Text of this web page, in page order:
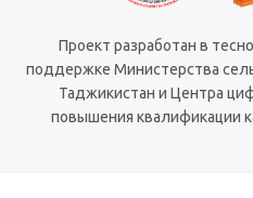
Проект разработан в
поддержке Министерства
Таджикистан и Центра
повышения квалификации